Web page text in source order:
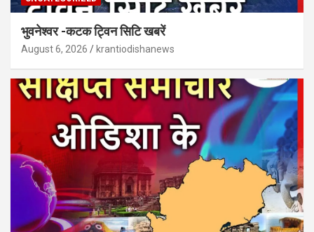
भुवनेश्वर -कटक ट्विन सिटि खबरें
August 6, 2026 krantiodishanews